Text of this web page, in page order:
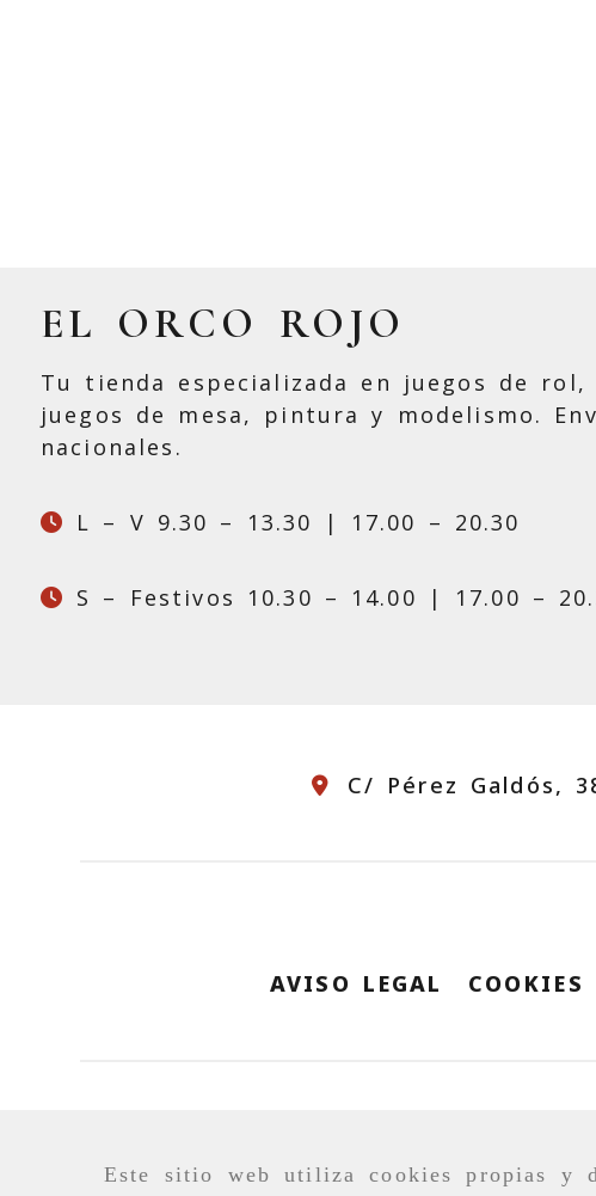
Este sitio web utiliza cookies propias y
EL ORCO ROJO
Tu tienda especializada en juegos de rol,
juegos de mesa, pintura y modelismo.
nacionales.
L – V 9.30 – 13.30 | 17.00 – 20.30
S – Festivos 10.30 – 14.00 | 17.00 –
C/ Pérez Galdós,
AVISO LEGAL COOKIES